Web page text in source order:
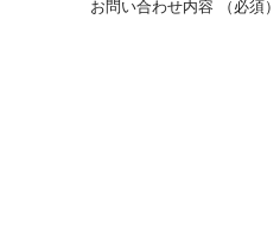
お問い合わせ内容 （必須）